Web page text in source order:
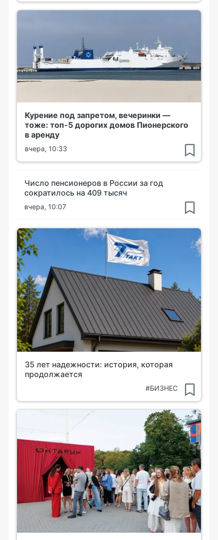
Курение под запретом, вечеринки —
тоже: топ-5 дорогих домов Пионерского
в аренду
вчера, 10:33
Число пенсионеров в России за год
сократилось на 409 тысяч
вчера, 10:07
35 лет надежности: история, которая
продолжается
#БИЗНЕС